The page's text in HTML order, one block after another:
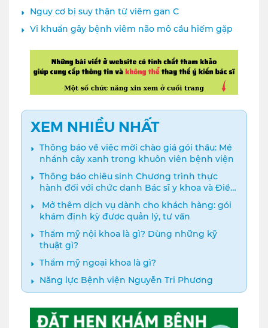
Nguy cơ bị suy thận từ viêm gan C
Vi khuẩn gây bệnh viêm não mô cầu hiếm gặp
XEM NHIỀU NHẤT
Thông báo về việc mời chào giá gói thầu: Mé
nhánh cây xanh trong khuôn viên bệnh viện
Thông báo chiêu sinh Chương trình thực
hành đối với chức danh Bác sĩ y khoa và Điều
dưỡng năm 2024
️ Mở thêm dịch vụ dành cho khách hàng: gói
khám định kỳ được quản lý, tư vấn
Thẩm mỹ nội khoa là gì? Dùng những kỹ
thuật gì?
Thẩm mỹ ngoại khoa là gì?
Năng lực Bệnh viện Nguyễn Tri Phương